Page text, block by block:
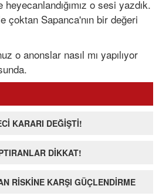
o sesi yazdık.
çoktan Sapanca'nın bir değeri
o anonslar nasıl mı yapılıyor
KARARI DEĞİŞTİ!
DİKKAT!
RİSKİNE KARŞI GÜÇLENDİRME